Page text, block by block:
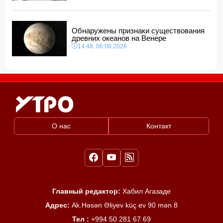
Обнаружены признаки существования
древних океанов на Венере
14:48, 06.08.2026
О нас Контакт
Главный редактор: Хабил Агазаде
Адрес: Ak.Həsən Əliyev küç ev 90 mən 8
Тел : +994 50 281 67 69